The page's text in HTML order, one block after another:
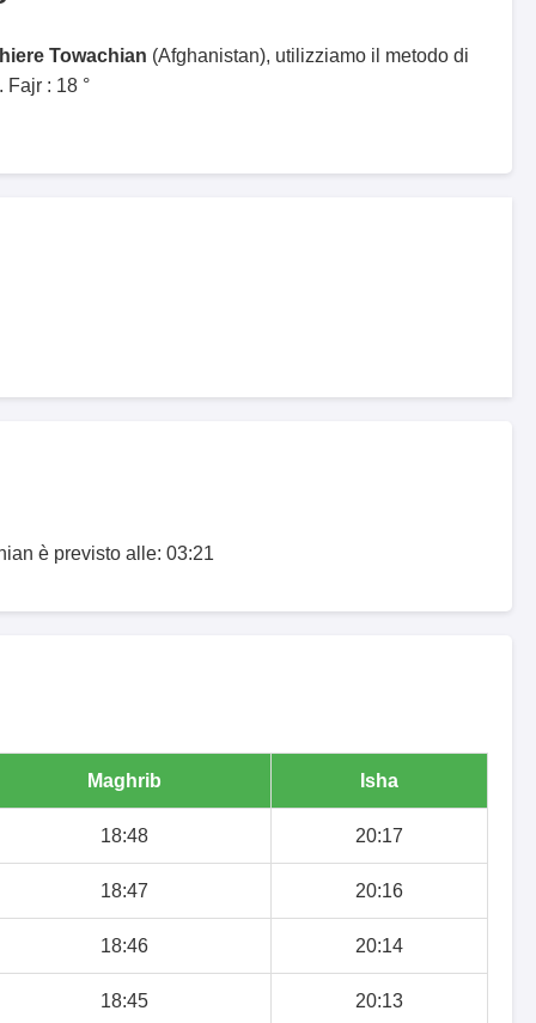
Towachian (Afghanistan), utilizziamo il metodo di
: 18 °
è previsto alle: 03:21
Maghrib Isha
18:48 20:17
18:47 20:16
18:46 20:14
18:45 20:13